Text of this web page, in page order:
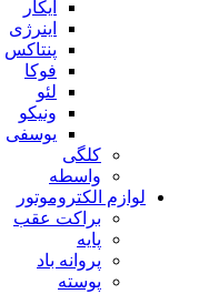
ایکار
اینرژی
پنتاکس
فوکا
لئو
ونیکو
یوسفی
کلگی
واسطه
لوازم الکتروموتور
براکت عقب
پایه
پروانه باد
پوسته